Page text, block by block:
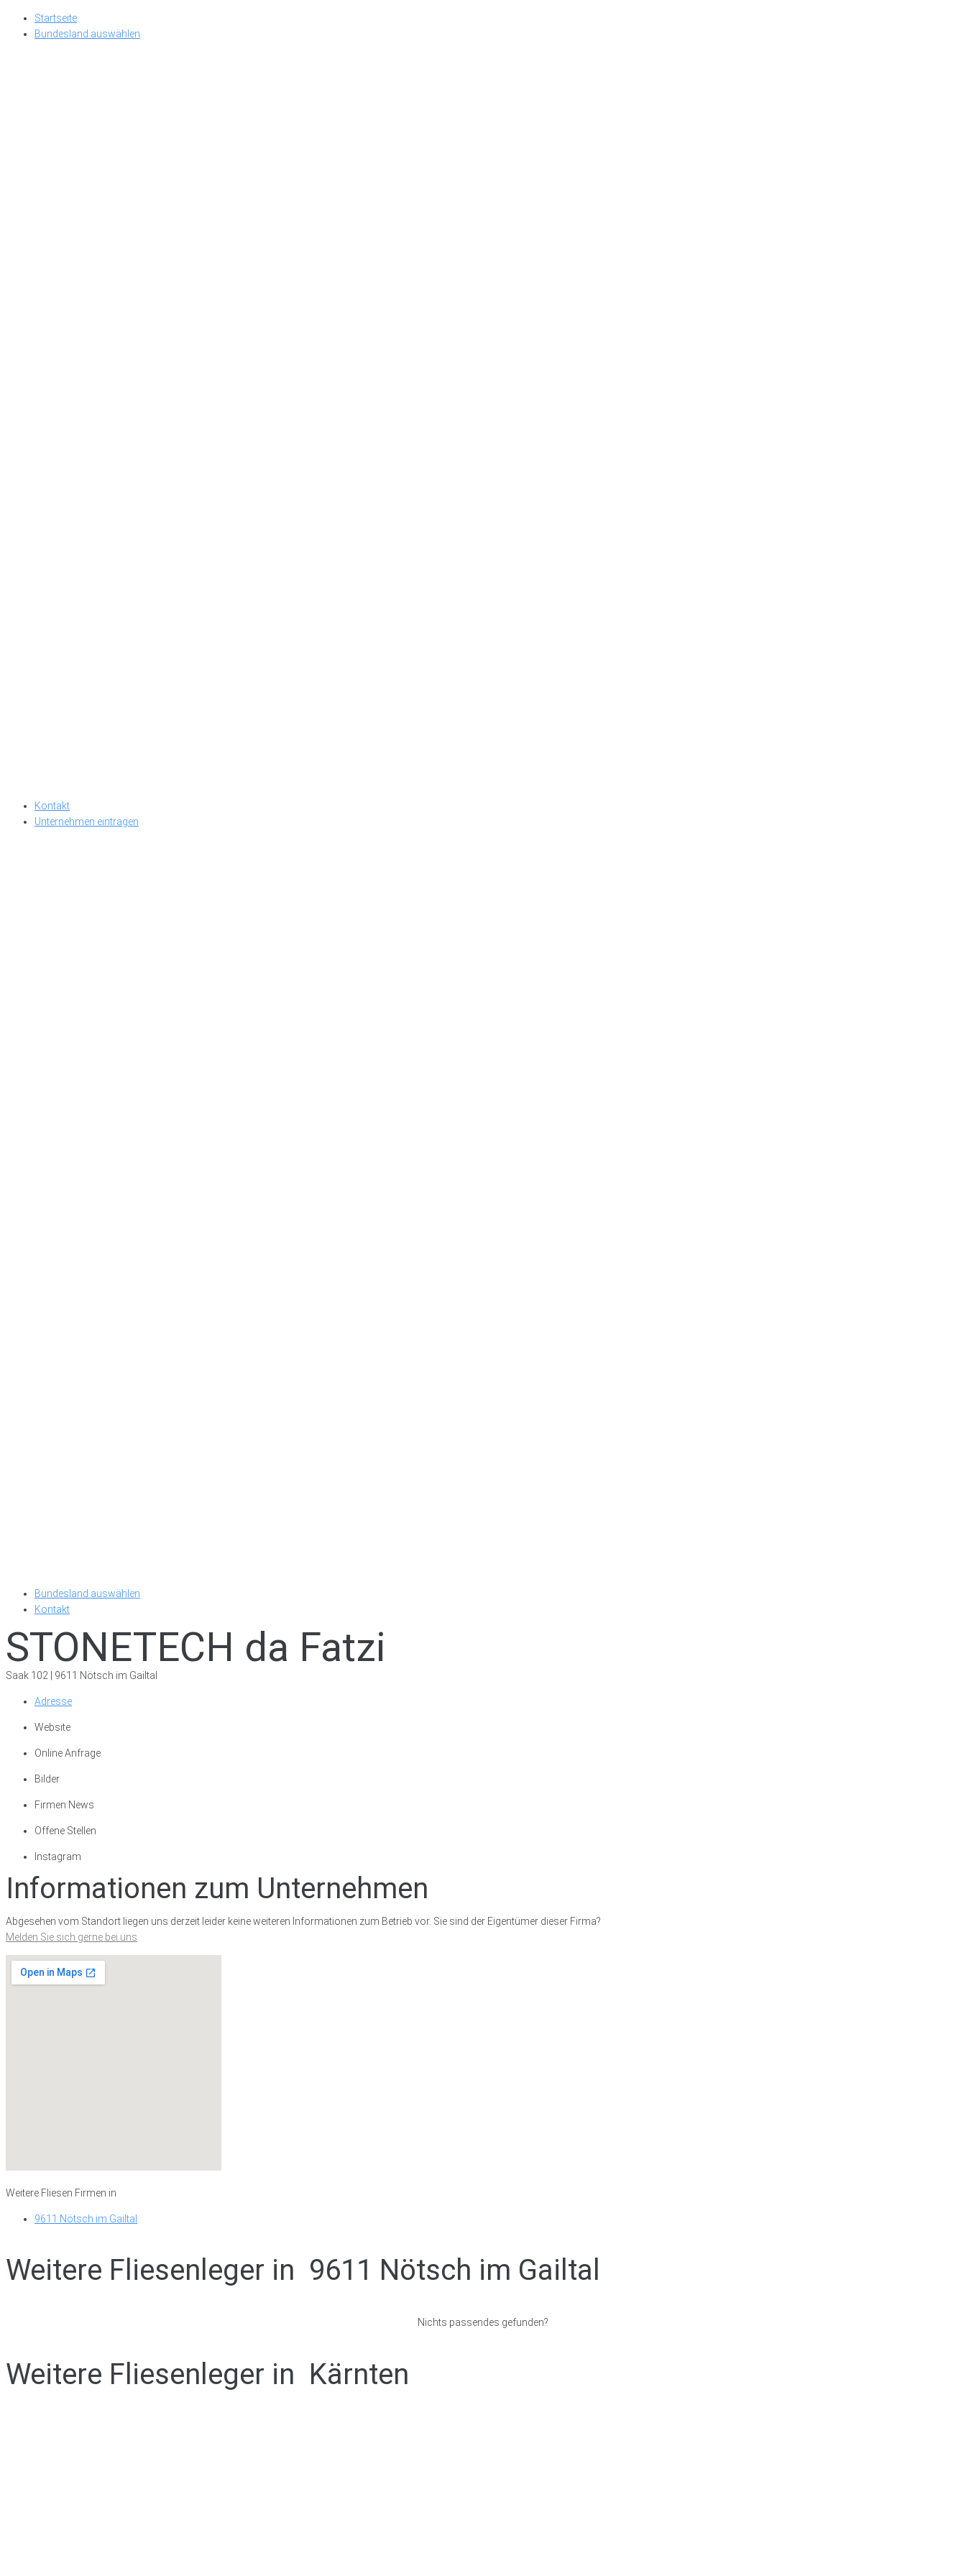
Skip
Startseite
Bundesland auswählen
Kontakt
Unternehmen eintragen
Bundesland auswählen
Kontakt
STONETECH da Fatzi
Saak 102 | 9611 Nötsch im Gailtal
Adresse
Website
Online Anfrage
Bilder
Firmen News
Offene Stellen
Instagram
Informationen zum Unternehmen
Abgesehen vom Standort liegen uns derzeit leider keine weiteren Informationen zum Betrieb vor. Sie sind der Eigentümer dieser Firma?
Melden Sie sich gerne bei uns
Weitere Fliesen Firmen in
9611 Nötsch im Gailtal
Weitere Fliesenleger in 9611 Nötsch im Gailtal
Nichts passendes gefunden?
Weitere Fliesenleger in Kärnten